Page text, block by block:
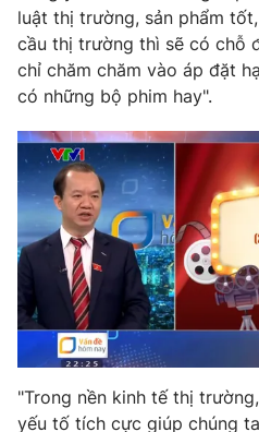
luật thị trường, sản phẩm
cầu thị trường thì sẽ có chỗ
chỉ chăm chăm vào áp đặt
có những bộ phim hay".
"Trong nền kinh tế thị
yếu tố tích cực giúp chúng